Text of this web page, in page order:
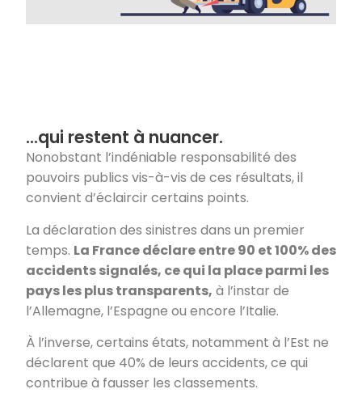
…qui restent à nuancer.
Nonobstant l’indéniable responsabilité des
pouvoirs publics vis-à-vis de ces résultats, il
convient d’éclaircir certains points.
La déclaration des sinistres dans un premier
temps. La France déclare entre 90 et 100% des
accidents signalés, ce qui la place parmi les
pays les plus transparents, à l’instar de
l’Allemagne, l’Espagne ou encore l’Italie.
À l’inverse, certains états, notamment à l’Est ne
déclarent que 40% de leurs accidents, ce qui
contribue à fausser les classements.